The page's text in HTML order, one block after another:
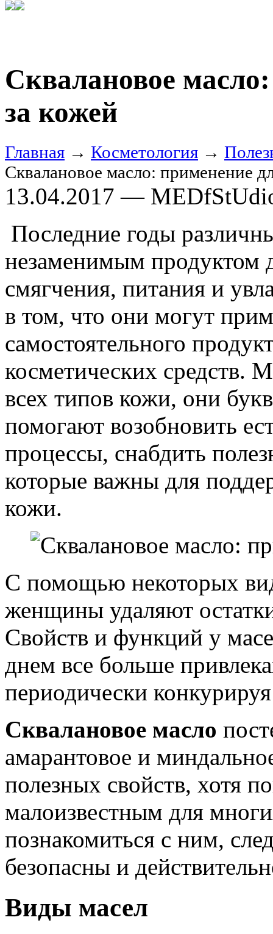
Сквалановое
за кожей
Главная → Косметология →
Сквалановое масло: применение
13.04.2017 —
Последние годы
незаменимым продуктом
смягчения, питания и
в том, что они могут
самостоятельного
косметических средств.
всех типов кожи, они
помогают возобновить
процессы, снабдить
которые важны для
кожи.
С помощью некоторых
женщины удаляют
Свойств и функций у
днем все больше
периодически
Сквалановое масло
амарантовое и
полезных свойств, хотя
малоизвестным для
познакомиться с ним,
безопасны и
Виды масел